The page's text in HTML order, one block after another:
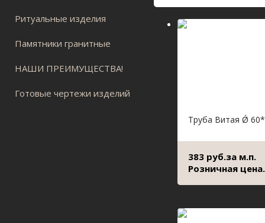
Ритуальные изделия
Памятники гранитные
НАШИ ПРЕИМУЩЕСТВА!
Готовые чертежи изделий
Труба Витая Ǿ
383 руб.за м.п.
Розничная цена.